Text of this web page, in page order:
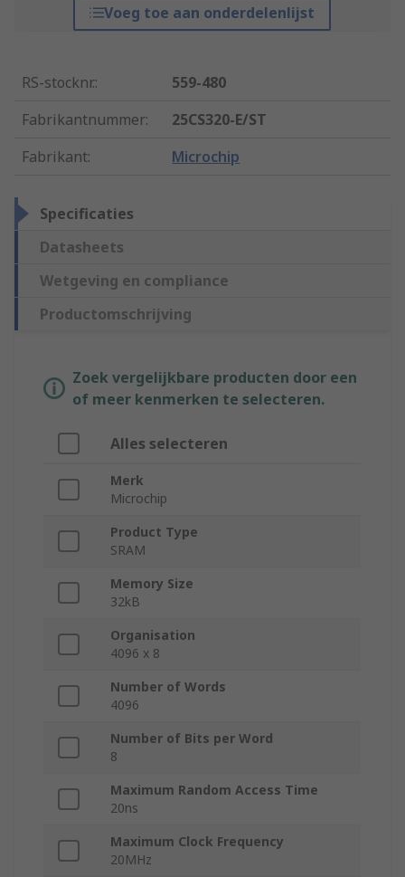
Voeg toe aan onderdelenlijst
RS-stocknr.:
559-480
Fabrikantnummer:
25CS320-E/ST
Fabrikant: Microchip
Specificaties
Datasheets
Wetgeving en compliance
Productomschrijving
Zoek vergelijkbare producten door een
of meer kenmerken te selecteren.
Alles selecteren
Merk
Microchip
Product Type
SRAM
Memory Size
32kB
Organisation
4096 x 8
Number of Words
4096
Number of Bits per Word
8
Maximum Random Access Time
20ns
Maximum Clock Frequency
20MHz